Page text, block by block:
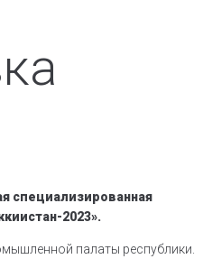
специализированная
2023».
палаты республики.